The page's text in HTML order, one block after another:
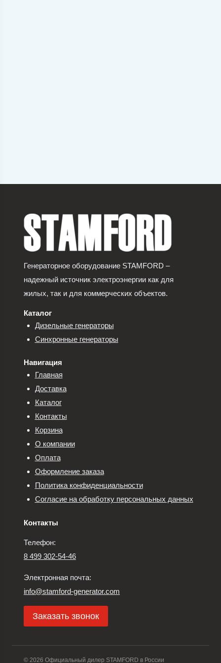
Генераторное оборудование STAMFORD –
надежный источник электроэнергии как для
жилых, так и для коммерческих объектов.
Каталог
Дизельные генераторы
Синхронные генераторы
Навигация
Главная
Доставка
Каталог
Контакты
Корзина
О компании
Оплата
Оформление заказа
Политика конфиденциальности
Согласие на обработку персональных данных
Контакты
Телефон:
8 499 302-54-46
Электронная почта:
info@stamford-generator.com
Заказать звонок
© 2026 Официальный дилер STAMFORD в России